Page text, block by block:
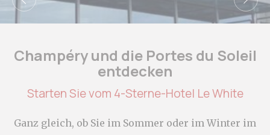
_deCookiesConsent
D-edge
Remember user's
Identifier.
_deCookiesConsentID
D-edge
Cookie
Consent
and consent
Identifier.
Cookie
consent on Cookies
Champéry und die Portes du Soleil
entdecken
Starten Sie vom 4-Sterne-Hotel Le White
Ganz gleich, ob Sie im Sommer oder im Winter im